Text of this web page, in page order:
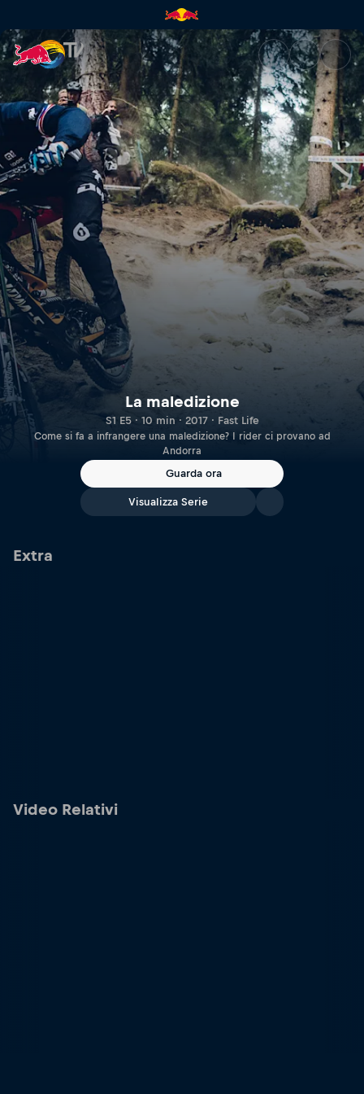
La maledizione | Red Bull TV
La maledizione
S1 E5 · 10 min · 2017 · Fast Life
Come si fa a infrangere una maledizione? I rider ci provano ad
Andorra
Guarda ora
Visualizza Serie
Extra
Video Relativi